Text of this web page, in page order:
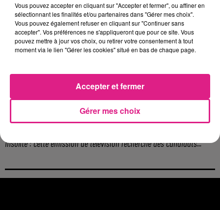
Casting de Woof : l'Euro-Métropole de Metz part à la recherche de...
4 août 2026
Officiel : Gauthier Hein quitte le FC Metz pour l'OGC Nice
4 août 2026
Officiel : le lac de Madine reporte son feu d’artifice
Eclipse Solaire du 12 août : où voir ce phénomène en Lorraine ?
Chalets de Noël solidaires : la ville de Metz lance un appel à...
Vosges : les feux d’artifice de Gérardmer sont annulés
Insolite : cette émission de télévision recherche des candidats...
Vous pouvez accepter en cliquant sur "Accepter et fermer", ou affiner en
sélectionnant les finalités et/ou partenaires dans "Gérer mes choix".
Vous pouvez également refuser en cliquant sur "Continuer sans
accepter". Vos préférences ne s'appliqueront que pour ce site. Vous
pouvez mettre à jour vos choix, ou retirer votre consentement à tout
moment via le lien "Gérer les cookies" situé en bas de chaque page.
Gérer mes choix
Accepter et fermer